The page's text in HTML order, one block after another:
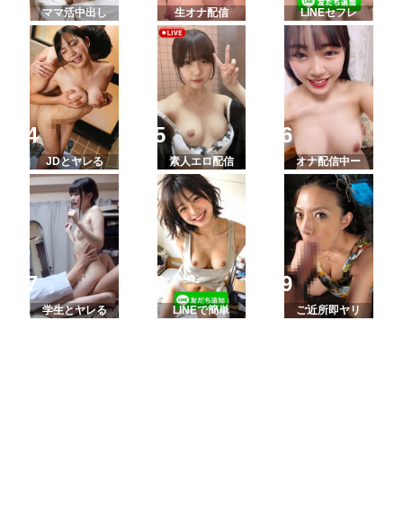
ママ活中出し 生オナ配信 LINEセフレ
JDとヤレる 素人エロ配信 オナ配信中ー
学生とヤレる LINEで簡単 ご近所即ヤリ